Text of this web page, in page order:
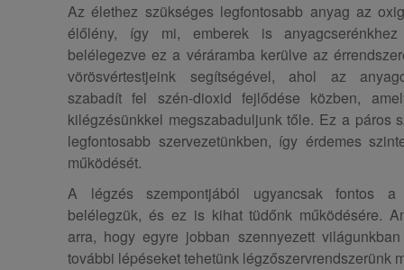
Az élethez szükséges legfontosabb anyag az
élőlény, így mi, emberek is
belélegezve ez a véráramba kerülve az
vörösvértestjeink segítségével, ahol az
szabadít fel szén-dioxid fejlődése közben,
kilégzésünkkel megszabaduljunk tőle. Ez a páros
legfontosabb szervezetünkben, így érdemes
működését.
A légzés szempontjából ugyancsak fontos a
belélegzük, és ez is kihat tüdőnk működésére.
arra, hogy egyre jobban szennyezett
további lépéseket tehetünk légzőszervrendszerünk